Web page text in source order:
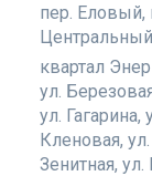
пер. Еловый,
квартал
ул.
ул. Гагарина,
Кленовая,
Зенитная,